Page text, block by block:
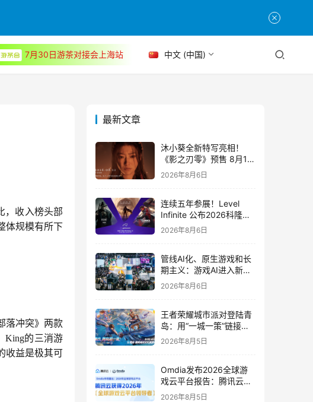
7月30日游茶对接会上海站 中文 (中国)
，收入榜头部
体规模有所下
落冲突》两款
King的三消游
收益是极其可
最新文章
沐小葵全新特写亮相！
《影之刃零》预售 8月12
日开启
2026年8月6日
连续五年参展！Level
Infinite 公布2026科隆游
戏展产品阵容
2026年8月6日
管线AI化、原生游戏和长
期主义：游戏AI进入新共
识时代
2026年8月6日
王者荣耀城市派对登陆青
岛：用“一城一策”链接海
洋场景，以双向奔赴带动
2026年8月5日
Omdia发布2026全球游
戏云平台报告：腾讯云连
续两年入选“领导者”象限
2026年8月5日